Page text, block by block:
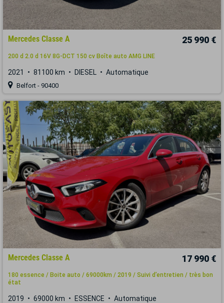
Mercedes Classe A 25 990 €
200 d 2.0 d 16V 8G-DCT 150 cv Boîte auto AMG LINE
2021 81100 km DIESEL Automatique
Belfort - 90400
Mercedes Classe A 17 990 €
180 essence / Boite auto / 69000km / 2019 / Suivi d’entretien / très bon
état
2019 69000 km ESSENCE Automatique